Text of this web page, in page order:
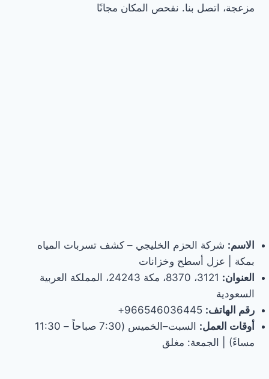
مزعجة، اتصل بنا. نفحص المكان مجانًا
الاسم: شركة الحزم الخليجي – كشف تسربات المياه
بمكة | عزل أسطح وخزانات
العنوان:
3121، 8370، مكة 24243، المملكة العربية
السعودية
رقم الهاتف:
أوقات العمل:
السبت–الخميس (7:30 صباحاً – 11:30
مساءً) | الجمعة: مغلق